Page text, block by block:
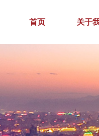
首页 关于